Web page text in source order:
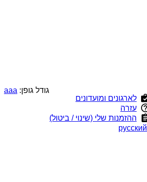
גודל גופן: aaa
לארגונים ומועדונים
עזרה
ההזמנות שלי (שינוי / ביטול)
русский